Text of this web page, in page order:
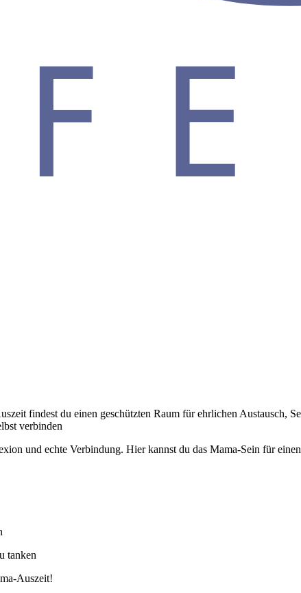
findest du einen geschützten Raum für ehrlichen Austausch,
verbinden
und echte Verbindung. Hier kannst du das Mama-Sein für
tanken
Auszeit!